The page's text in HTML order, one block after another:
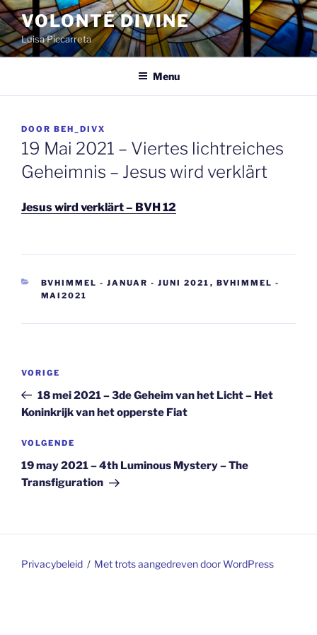
Spring
naar
de
inhoud
VOLONTÉ DIVINE
Luisa Piccarreta
Menu
GEPLAATST
OP
DOOR BEH_DIVX
19 Mai 2021 – Viertes lichtreiches
Geheimnis – Jesus wird verklärt
Jesus wird verklärt – BVH 12
CATEGORIEËN
BVHIMMEL - JANUAR - JUNI 2021 , BVHIMMEL -
MAI2021
Vorig
bericht
VORIGE
18 mei 2021 – 3de Geheim van het Licht – Het
Koninkrijk van het opperste Fiat
Volgend
bericht
VOLGENDE
19 may 2021 – 4th Luminous Mystery – The
Transfiguration
Privacybeleid Met trots aangedreven door WordPress